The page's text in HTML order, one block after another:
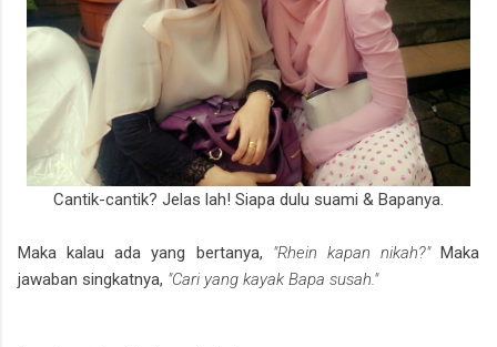
Cantik-cantik? Jelas lah! Siapa dulu suami & Bapanya.
Maka kalau ada yang bertanya, "Rhein kapan nikah?"Maka
jawaban singkatnya, "Cari yang kayak Bapa susah."